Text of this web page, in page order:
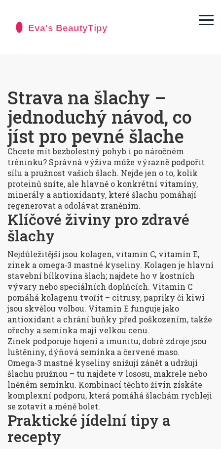
Strava na šlachy –
jednoduchý návod, co
jíst pro pevné šlache
Chcete mít bezbolestný pohyb i po náročném
tréninku? Správná výživa může výrazně podpořit
sílu a pružnost vašich šlach. Nejde jen o to, kolik
proteinů sníte, ale hlavně o konkrétní vitamíny,
minerály a antioxidanty, které šlachu pomáhají
regenerovat a odolávat zraněním.
Klíčové živiny pro zdravé
šlachy
Nejdůležitější jsou kolagen, vitamin C, vitamín E,
zinek a omega‑3 mastné kyseliny. Kolagen je hlavní
stavební bílkovina šlach; najdete ho v kostních
vývary nebo speciálních doplňcích. Vitamin C
pomáhá kolagenu tvořit – citrusy, papriky či kiwi
jsou skvělou volbou. Vitamin E funguje jako
antioxidant a chrání buňky před poškozením, takže
ořechy a semínka mají velkou cenu.
Zinek podporuje hojení a imunitu; dobré zdroje jsou
luštěniny, dýňová semínka a červené maso.
Omega‑3 mastné kyseliny snižují zánět a udržují
šlachu pružnou – tu najdete v lososu, makrele nebo
lněném semínku. Kombinací těchto živin získáte
komplexní podporu, která pomáhá šlachám rychleji
se zotavit a méně bolet.
Praktické jídelní tipy a
recepty